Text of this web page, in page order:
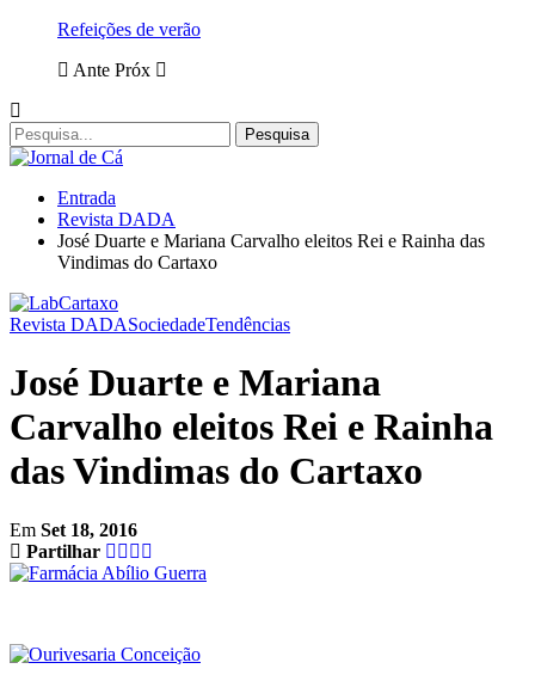
Refeições de verão
Ante Próx
Entrada
Revista DADA
José Duarte e Mariana Carvalho eleitos Rei e Rainha das
Vindimas do Cartaxo
Revista DADASociedadeTendências
José Duarte e Mariana
Carvalho eleitos Rei e Rainha
das Vindimas do Cartaxo
Em Set 18, 2016
Partilhar